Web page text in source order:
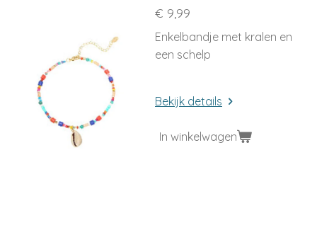
€ 9,99
Enkelbandje met kralen en
een schelp
Bekijk details
In winkelwagen